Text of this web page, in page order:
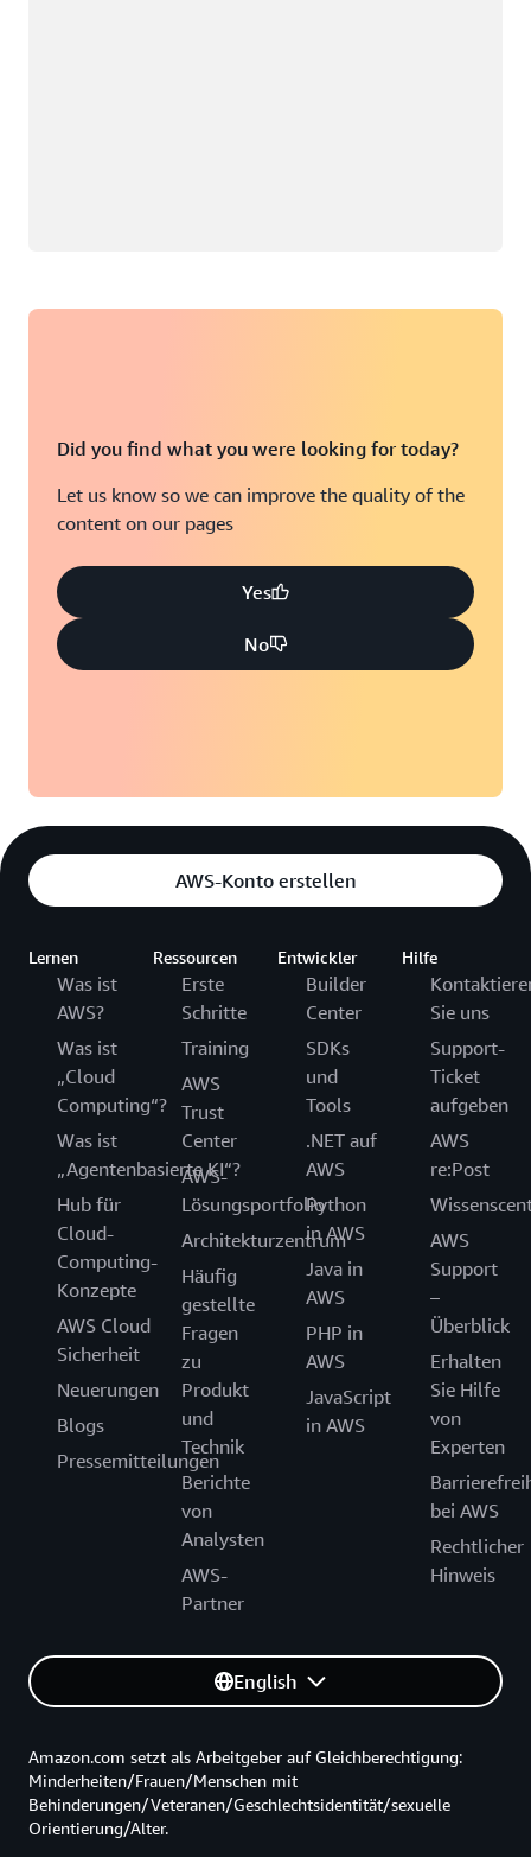
Did you find what you were looking for today?
Let us know so we can improve the quality of the
content on our pages
Yes
No
AWS-Konto erstellen
Lernen
Was ist
AWS?
Was ist
„Cloud
Computing“?
Was ist
„Agentenbasierte KI“?
Hub für
Cloud-
Computing-
Konzepte
AWS Cloud
Sicherheit
Neuerungen
Blogs
Pressemitteilungen
Ressourcen
Erste
Schritte
Training
AWS
Trust
Center
AWS-
Lösungsportfolio
Architekturzentrum
Häufig
gestellte
Fragen
zu
Produkt
und
Technik
Berichte
von
Analysten
AWS-
Partner
Entwickler
Builder
Center
SDKs
und
Tools
.NET auf
AWS
Python
in AWS
Java in
AWS
PHP in
AWS
JavaScript
in AWS
Hilfe
Sie uns
Support-
Ticket
aufgeben
AWS
re:Post
AWS
Support
–
Überblick
Erhalten
Sie Hilfe
von
Experten
bei AWS
Rechtlicher
Hinweis
English
Amazon.com setzt als Arbeitgeber auf Gleichberechtigung:
Minderheiten/Frauen/Menschen mit
Behinderungen/Veteranen/Geschlechtsidentität/sexuelle
Orientierung/Alter.